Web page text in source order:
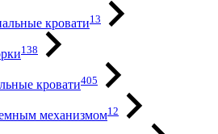
кровати13
138
кровати405
механизмом12